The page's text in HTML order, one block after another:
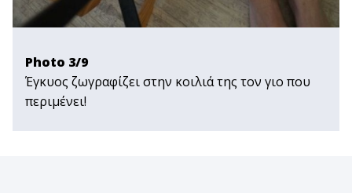
Photo 3/9
Έγκυος ζωγραφίζει στην κοιλιά της τον γιο που
περιμένει!